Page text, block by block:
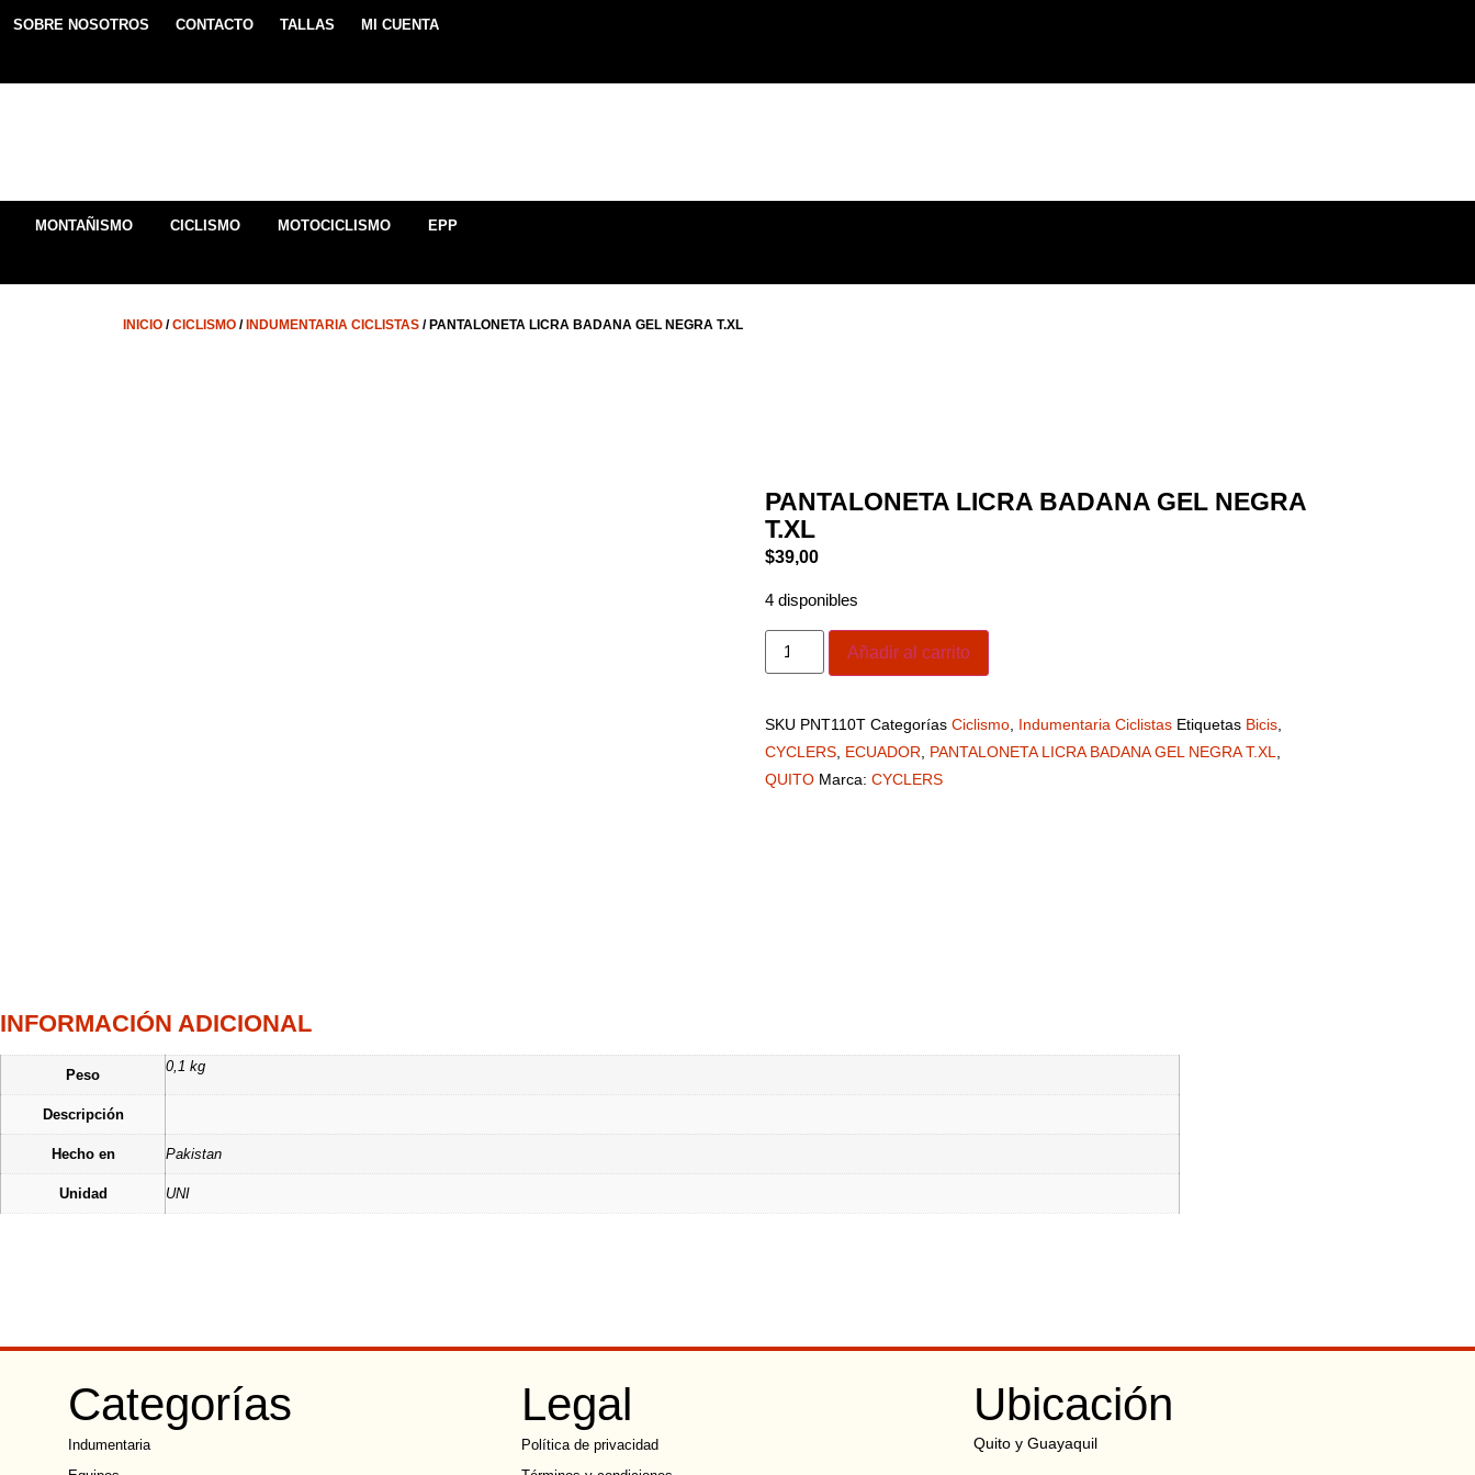
SOBRE NOSOTROS CONTACTO TALLAS MI CUENTA
MONTAÑISMO CICLISMO MOTOCICLISMO EPP
INICIO /CICLISMO / INDUMENTARIA CICLISTAS / PANTALONETA LICRA BADANA GEL NEGRA T.XL
PANTALONETA LICRA BADANA GEL NEGRA
T.XL
$39,00
4 disponibles
Añadir al carrito
SKU PNT110T Categorías Ciclismo Indumentaria Ciclistas Etiquetas Bicis
CYCLERS ECUADOR PANTALONETA LICRA BADANA GEL NEGRA T.XL
QUITO Marca: CYCLERS
INFORMACIÓN ADICIONAL
Peso
0,1 kg
Descripción
Hecho en Pakistan
Unidad UNI
Categorías
Indumentaria
Legal
Política de privacidad
Ubicación
Quito y Guayaquil